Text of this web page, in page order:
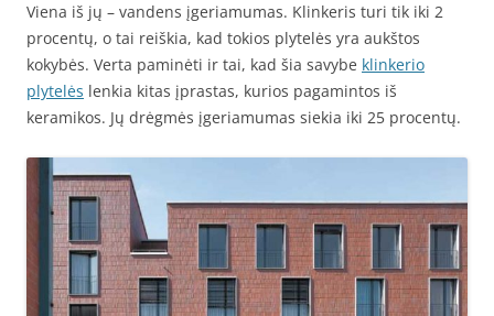
Viena iš jų – vandens įgeriamumas. Klinkeris turi tik iki 2
procentų, o tai reiškia, kad tokios plytelės yra aukštos
kokybės. Verta paminėti ir tai, kad šia savybe klinkerio
plytelės lenkia kitas įprastas, kurios pagamintos iš
keramikos. Jų drėgmės įgeriamumas siekia iki 25 procentų.